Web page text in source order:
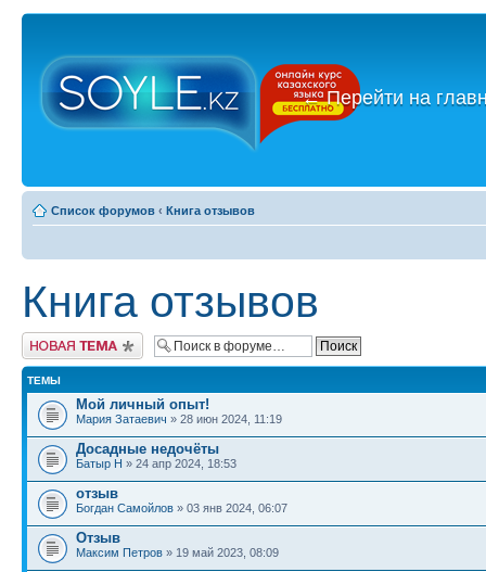
←Перейти на
Список форумов ‹ Книга отзывов
Книга отзывов
Новая тема
ТЕМЫ
Мой личный опыт!
Мария Затаевич » 28 июн 2024, 11:19
Досадные недочёты
Батыр Н » 24 апр 2024, 18:53
отзыв
Богдан Самойлов » 03 янв 2024, 06:07
Отзыв
Максим Петров » 19 май 2023, 08:09